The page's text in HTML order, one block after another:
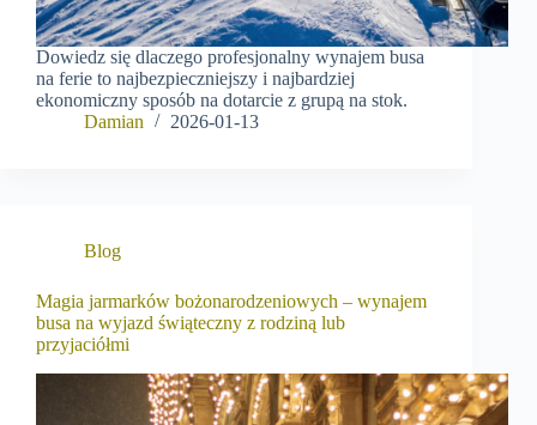
Dowiedz się dlaczego profesjonalny wynajem busa
na ferie to najbezpieczniejszy i najbardziej
ekonomiczny sposób na dotarcie z grupą na stok.
Damian
2026-01-13
Blog
Magia jarmarków bożonarodzeniowych – wynajem
busa na wyjazd świąteczny z rodziną lub
przyjaciółmi